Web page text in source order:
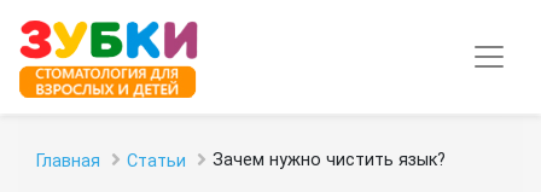
Главная Статьи Зачем нужно чистить язык?